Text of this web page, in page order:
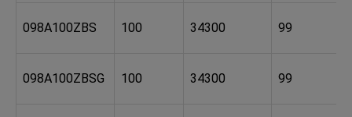
098A100ZBS 100 34300 99
098A100ZBSG 100 34300 99